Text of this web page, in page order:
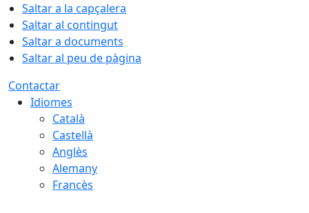
Saltar a la capçalera
Saltar al contingut
Saltar a documents
Saltar al peu de pàgina
Contactar
Idiomes
Català
Castellà
Anglès
Alemany
Francès